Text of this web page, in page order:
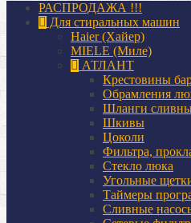
РАСПРОДАЖА !!!
Для стиральных машин
Haier (Хайер)
MIELE (Миле)
АТЛАНТ
Крестовины
Обрамления
Шланги
Шкивы
Цоколи
Фильтра,
Стекло люка
Угольные
Таймеры
Сливные